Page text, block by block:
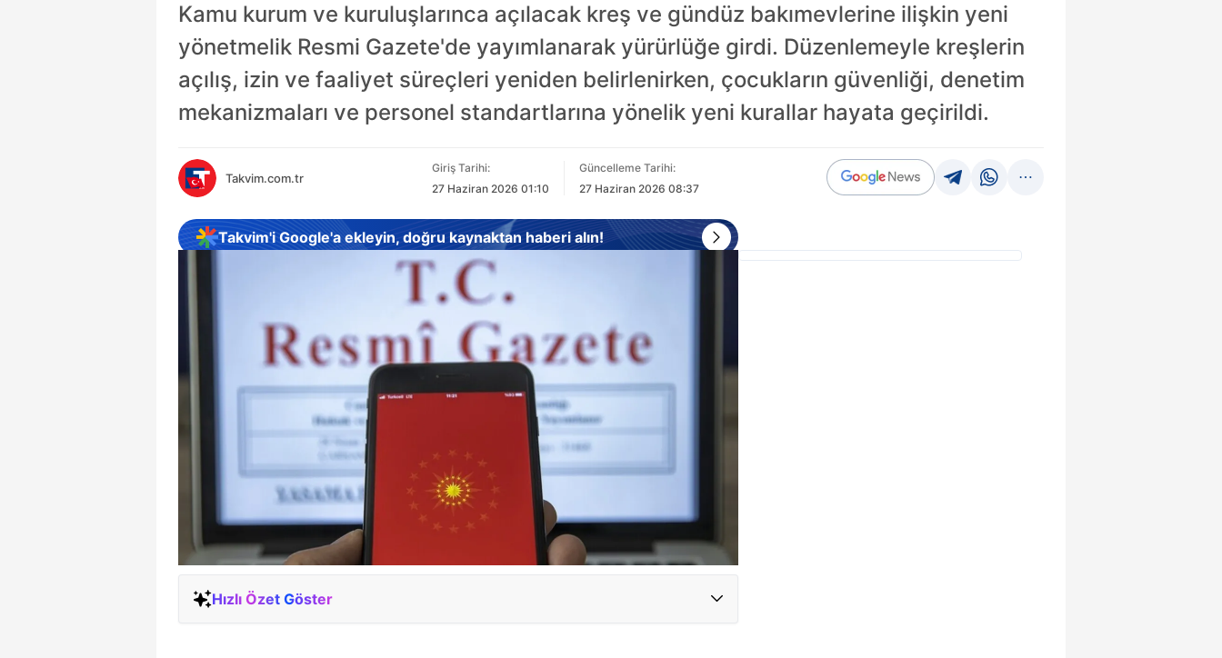
Kamu kurum ve kuruluşlarınca açılacak kreş ve gündüz bakımevlerine ilişkin yeni
yönetmelik Resmi Gazete'de yayımlanarak yürürlüğe girdi. Düzenlemeyle kreşlerin
açılış, izin ve faaliyet süreçleri yeniden belirlenirken, çocukların güvenliği, denetim
mekanizmaları ve personel standartlarına yönelik yeni kurallar hayata geçirildi.
Takvim.com.tr
Giriş Tarihi:
27 Haziran 2026 01:10
Güncelleme Tarihi:
27 Haziran 2026 08:37
Takvim'i Google'a ekleyin, doğru kaynaktan haberi alın!
Hızlı Özet Göster